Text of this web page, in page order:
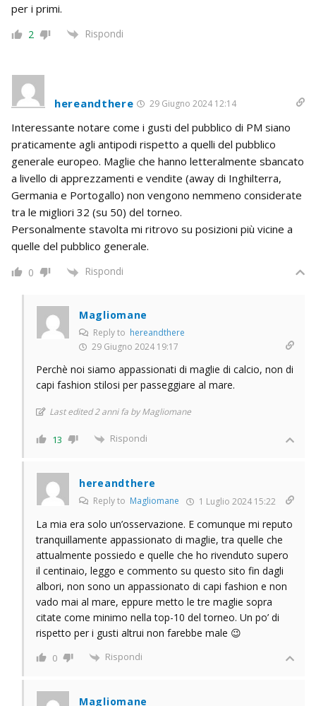
per i primi.
2 Rispondi
hereandthere 29 Giugno 2024 12:14
Interessante notare come i gusti del pubblico di PM siano
praticamente agli antipodi rispetto a quelli del pubblico
generale europeo. Maglie che hanno letteralmente sbancato
a livello di apprezzamenti e vendite (away di Inghilterra,
Germania e Portogallo) non vengono nemmeno considerate
tra le migliori 32 (su 50) del torneo.
Personalmente stavolta mi ritrovo su posizioni più vicine a
quelle del pubblico generale.
0 Rispondi
Magliomane
Reply to hereandthere
29 Giugno 2024 19:17
Perchè noi siamo appassionati di maglie di calcio, non di
capi fashion stilosi per passeggiare al mare.
Last edited 2 anni fa by Magliomane
13 Rispondi
hereandthere
Reply to Magliomane 1 Luglio 2024 15:22
La mia era solo un’osservazione. E comunque mi reputo
tranquillamente appassionato di maglie, tra quelle che
attualmente possiedo e quelle che ho rivenduto supero
il centinaio, leggo e commento su questo sito fin dagli
albori, non sono un appassionato di capi fashion e non
vado mai al mare, eppure metto le tre maglie sopra
citate come minimo nella top-10 del torneo. Un po’ di
rispetto per i gusti altrui non farebbe male 😉
0 Rispondi
Magliomane